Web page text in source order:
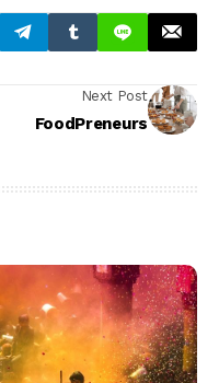
Next Post
FoodPreneurs